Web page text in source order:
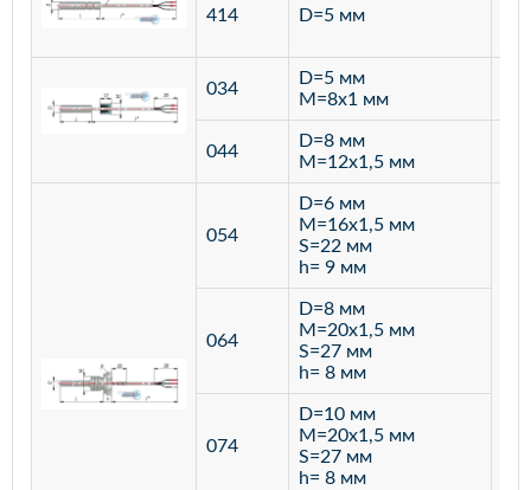
414 D=5 мм
034
D=5 мм
M=8х1 мм
044
D=8 мм
M=12х1,5 мм
054
D=6 мм
M=16х1,5 мм
S=22 мм
h= 9 мм
064
D=8 мм
M=20х1,5 мм
S=27 мм
h= 8 мм
074
D=10 мм
M=20х1,5 мм
S=27 мм
h= 8 мм